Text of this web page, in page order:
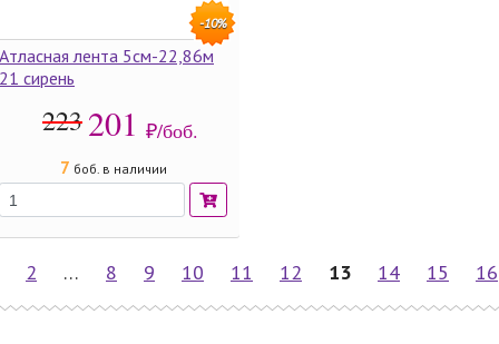
-10%
Атласная лента 5см-22,86м
21 сирень
223201 ₽/боб.
7 боб. в наличии
2 … 8 9 10 11 12 13 14 15 16